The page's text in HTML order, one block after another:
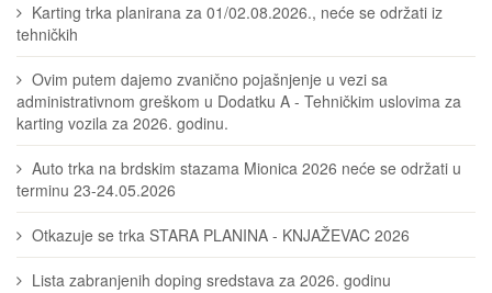
Karting trka planirana za 01/02.08.2026., neće se održati iz
tehničkih
Ovim putem dajemo zvanično pojašnjenje u vezi sa
administrativnom greškom u Dodatku A - Tehničkim uslovima za
karting vozila za 2026. godinu.
Auto trka na brdskim stazama Mionica 2026 neće se održati u
terminu 23-24.05.2026
Otkazuje se trka STARA PLANINA - KNJAŽEVAC 2026
Lista zabranjenih doping sredstava za 2026. godinu